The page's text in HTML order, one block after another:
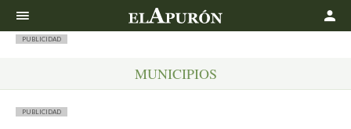
PUBLICIDAD
MUNICIPIOS
PUBLICIDAD